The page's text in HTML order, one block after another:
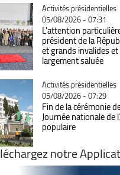
Catégorie
Activités présidentielles
05/08/2026 - 07:31
L'attention
président de la
et grands invalides
largement saluée
Catégorie
Activités présidentielles
05/08/2026 - 07:29
Fin de la cérémonie
Journée nationale de
populaire
notre